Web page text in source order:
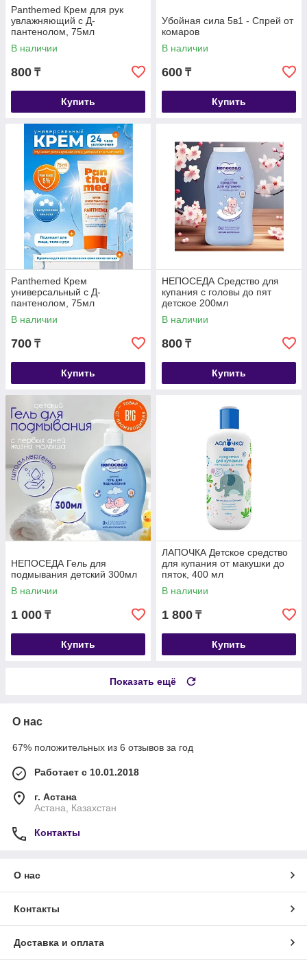
Panthemed Крем для рук
увлажняющий с Д-
пантенолом, 75мл
В наличии
800 ₸
Купить
Убойная сила 5в1 - Спрей от
комаров
В наличии
600 ₸
Купить
Panthemed Крем
универсальный с Д-
пантенолом, 75мл
В наличии
700 ₸
Купить
НЕПОСЕДА Средство для
купания с головы до пят
детское 200мл
В наличии
800 ₸
Купить
НЕПОСЕДА Гель для
подмывания детский 300мл
В наличии
1 000 ₸
Купить
ЛАПОЧКА Детское средство
для купания от макушки до
пяток, 400 мл
В наличии
1 800 ₸
Купить
Показать ещё
О нас
67% положительных из 6 отзывов за год
Работает с 10.01.2018
г. Астана
Астана, Казахстан
Контакты
О нас
Контакты
Доставка и оплата